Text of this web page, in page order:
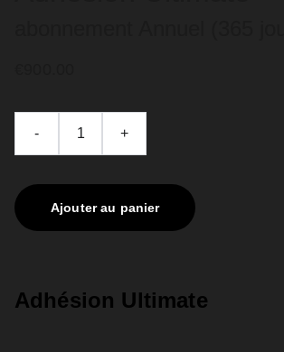
- +
Ajouter au panier
Adhésion Ultimate